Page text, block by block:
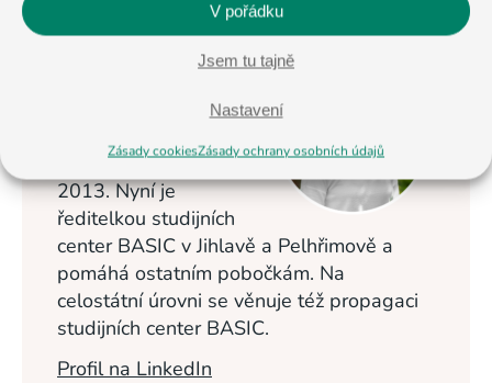
V pořádku
Jsem tu tajně
Nastavení
Zásady cookiesZásady ochrany osobních údajů
věnuje od roku
2013. Nyní je
ředitelkou studijních
center BASIC v Jihlavě a Pelhřimově a
pomáhá ostatním pobočkám. Na
celostátní úrovni se věnuje též propagaci
studijních center BASIC.
Profil na LinkedIn